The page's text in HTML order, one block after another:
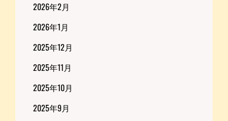
2026年2月
2026年1月
2025年12月
2025年11月
2025年10月
2025年9月